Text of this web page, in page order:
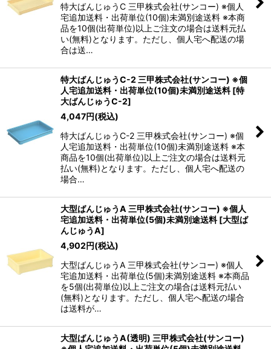
特大ばんじゅうC 三甲株式会社(サンコー) ※個人
宅追加送料・出荷単位(10個)未満別途送料 ※本商
品を10個(出荷単位)以上ご注文の場合は送料元払
い(無料)となります。ただし、個人宅へ配送の場
合は送…
特大ばんじゅうC-2 三甲株式会社(サンコー) ※個
人宅追加送料・出荷単位(10個)未満別途送料 [特
大ばんじゅうC-2]
4,047円(税込)
特大ばんじゅうC-2 三甲株式会社(サンコー) ※個
人宅追加送料・出荷単位(10個)未満別途送料 ※本
商品を10個(出荷単位)以上ご注文の場合は送料元
払い(無料)となります。ただし、個人宅へ配送の
場合…
大型ばんじゅうA 三甲株式会社(サンコー) ※個人
宅追加送料・出荷単位(5個)未満別途送料 [大型ば
んじゅうA]
4,902円(税込)
大型ばんじゅうA 三甲株式会社(サンコー) ※個人
宅追加送料・出荷単位(5個)未満別途送料 ※本商品
を5個(出荷単位)以上ご注文の場合は送料元払い
(無料)となります。ただし、個人宅へ配送の場合
は送料が…
大型ばんじゅうA(透明) 三甲株式会社(サンコー)